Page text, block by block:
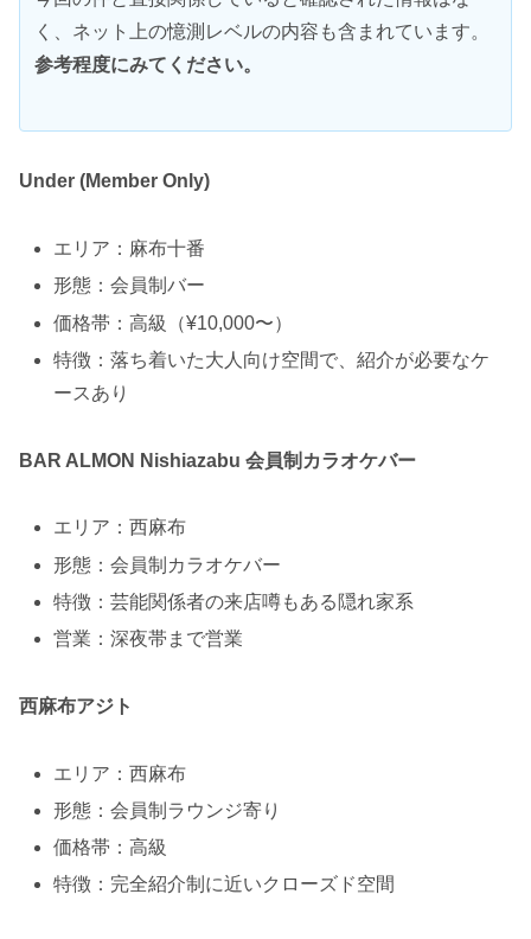
く、ネット上の憶測レベルの内容も含まれています。
参考程度にみてください。
Under (Member Only)
エリア：麻布十番
形態：会員制バー
価格帯：高級（¥10,000〜）
特徴：落ち着いた大人向け空間で、紹介が必要なケ
ースあり
BAR ALMON Nishiazabu 会員制カラオケバー
エリア：西麻布
形態：会員制カラオケバー
特徴：芸能関係者の来店噂もある隠れ家系
営業：深夜帯まで営業
西麻布アジト
エリア：西麻布
形態：会員制ラウンジ寄り
価格帯：高級
特徴：完全紹介制に近いクローズド空間